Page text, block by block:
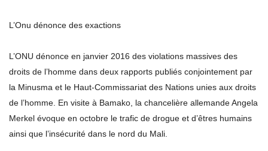
L’Onu dénonce des exactions
L’ONU dénonce en janvier 2016 des violations massives des
droits de l’homme dans deux rapports publiés conjointement par
la Minusma et le Haut-Commissariat des Nations unies aux droits
de l’homme. En visite à Bamako, la chancelière allemande Angela
Merkel évoque en octobre le trafic de drogue et d’êtres humains
ainsi que l’insécurité dans le nord du Mali.